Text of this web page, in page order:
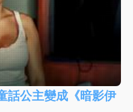
話公主變成《暗影伊